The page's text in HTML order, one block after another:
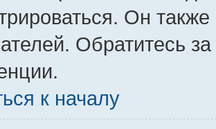
Он
Обратитесь
к началу